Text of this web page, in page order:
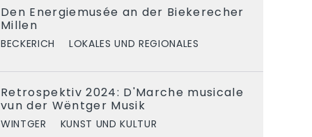
Den Energiemusée an der Biekerecher
Millen
BECKERICH LOKALES UND REGIONALES
Retrospektiv 2024: D'Marche musicale
vun der Wëntger Musik
WINTGER KUNST UND KULTUR